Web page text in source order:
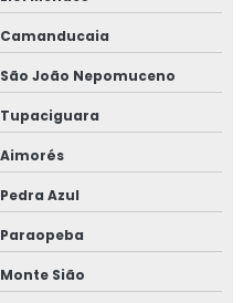
da norma FSSC 22000
fornecedores
de fabricação
em laboratórios
Camanducaia
São João Nepomuceno
Tupaciguara
Aimorés
Pedra Azul
Paraopeba
Monte Sião